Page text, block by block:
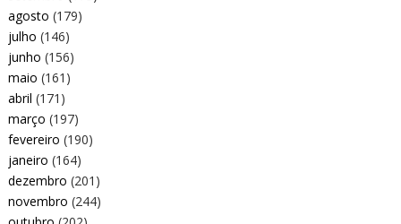
agosto (179)
julho (146)
junho (156)
maio (161)
abril (171)
março (197)
fevereiro (190)
janeiro (164)
dezembro (201)
novembro (244)